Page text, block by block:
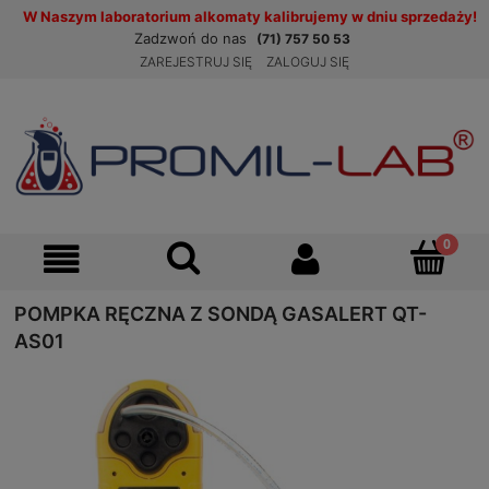
W Naszym laboratorium alkomaty kalibrujemy w dniu sprzedaży!
Zadzwoń do nas
(71) 757 50 53
ZAREJESTRUJ SIĘ
ZALOGUJ SIĘ
POMPKA RĘCZNA Z SONDĄ GASALERT QT-
AS01